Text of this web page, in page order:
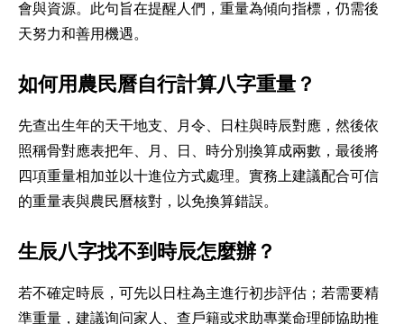
會與資源。此句旨在提醒人們，重量為傾向指標，仍需後
天努力和善用機遇。
如何用農民曆自行計算八字重量？
先查出生年的天干地支、月令、日柱與時辰對應，然後依
照稱骨對應表把年、月、日、時分別換算成兩數，最後將
四項重量相加並以十進位方式處理。實務上建議配合可信
的重量表與農民曆核對，以免換算錯誤。
生辰八字找不到時辰怎麼辦？
若不確定時辰，可先以日柱為主進行初步評估；若需要精
準重量，建議询问家人、查戶籍或求助專業命理師協助推